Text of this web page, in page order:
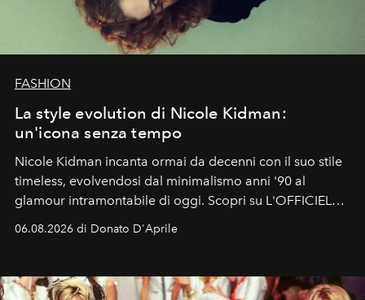
FASHION
La style evolution di Nicole Kidman:
un'icona senza tempo
Nicole Kidman incanta ormai da decenni con il suo stile
timeless, evolvendosi dal minimalismo anni '90 al
glamour intramontabile di oggi. Scopri su L'OFFICIEL
06.08.2026 di Donato D'Aprile